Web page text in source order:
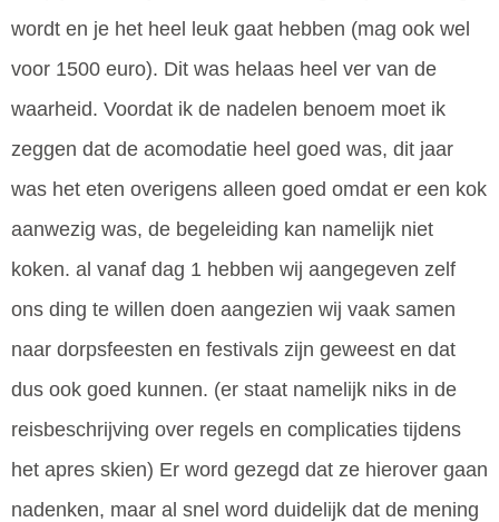
wordt en je het heel leuk gaat hebben (mag ook wel
voor 1500 euro). Dit was helaas heel ver van de
waarheid. Voordat ik de nadelen benoem moet ik
zeggen dat de acomodatie heel goed was, dit jaar
was het eten overigens alleen goed omdat er een kok
aanwezig was, de begeleiding kan namelijk niet
koken. al vanaf dag 1 hebben wij aangegeven zelf
ons ding te willen doen aangezien wij vaak samen
naar dorpsfeesten en festivals zijn geweest en dat
dus ook goed kunnen. (er staat namelijk niks in de
reisbeschrijving over regels en complicaties tijdens
het apres skien) Er word gezegd dat ze hierover gaan
nadenken, maar al snel word duidelijk dat de mening